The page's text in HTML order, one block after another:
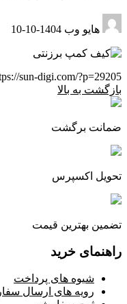
هایو وب 1404-10-10
sun-digi.com/?p=29205
بازگشت به بالا
ضمانت برگشت
تحویل اکسپرس
تضمین بهترین قیمت
راهنمای خرید
شیوه های پرداخت
رویه های ارسال